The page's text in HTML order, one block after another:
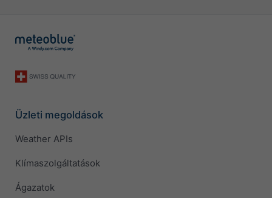
Üzleti megoldások
Weather APIs
Klímaszolgáltatások
Ágazatok